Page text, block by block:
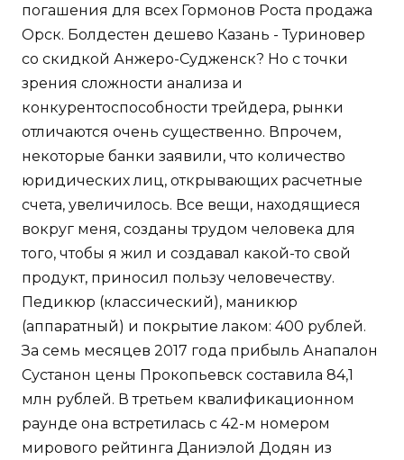
погашения для всех Гормонов Роста продажа
Орск. Болдестен дешево Казань - Туриновер
со скидкой Анжеро-Судженск? Но с точки
зрения сложности анализа и
конкурентоспособности трейдера, рынки
отличаются очень существенно. Впрочем,
некоторые банки заявили, что количество
юридических лиц, открывающих расчетные
счета, увеличилось. Все вещи, находящиеся
вокруг меня, созданы трудом человека для
того, чтобы я жил и создавал какой-то свой
продукт, приносил пользу человечеству.
Педикюр (классический), маникюр
(аппаратный) и покрытие лаком: 400 рублей.
За семь месяцев 2017 года прибыль Анапалон
Сустанон цены Прокопьевск составила 84,1
млн рублей. В третьем квалификационном
раунде она встретилась с 42-м номером
мирового рейтинга Даниэлой Додян из